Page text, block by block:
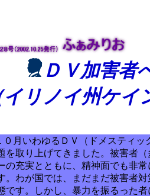
ＤＶ加害者
イリノイ州ケ
０月いわゆる ＤＶ
（ドメスティ
を取り上げてきました。被害者
の充実とともに、精神面でも非
。わが国では、まだまだ被害者
です。しかし、暴力を振るった